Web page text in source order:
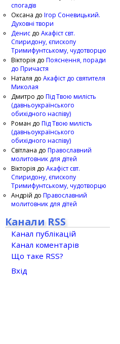
спогадів
Оксана до Ігор Соневицький.
Духовні твори
Денис до Акафіст свт.
Спиридону, єпископу
Тримифунтському, чудотворцю
Вікторія до Пояснення, поради
до Причастя
Наталя до Акафіст до святителя
Миколая
Дмитро до Під Твою милість
(давньоукраїнського
обихідного наспіву)
Роман до Під Твою милість
(давньоукраїнського
обихідного наспіву)
Світлана до Православний
молитовник для дітей
Вікторія до Акафіст свт.
Спиридону, єпископу
Тримифунтському, чудотворцю
Андрій до Православний
молитовник для дітей
Канали RSS
Канал публікацій
Канал коментарів
Що таке RSS?
Вхід